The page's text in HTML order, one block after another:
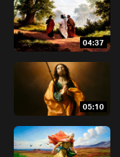
04:37
05:10